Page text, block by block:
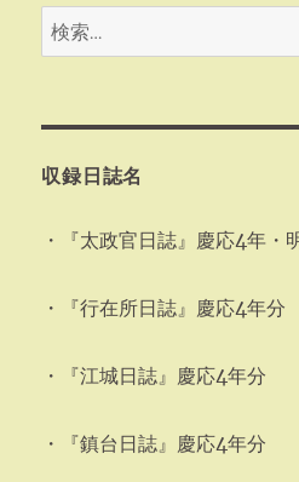
検
索:
収録日誌名
・『太政官日誌』慶応4年・
・『行在所日誌』慶応4年分
・『江城日誌』慶応4年分
・『鎮台日誌』慶応4年分